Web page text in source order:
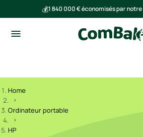
💰1 840 000 € économisés par
Home
Ordinateur portable
HP